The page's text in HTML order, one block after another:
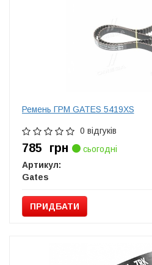
Ремень ГРМ GATES 5419XS
0 відгуків
785 грн
сьогодні
Артикул:
Gates
ПРИДБАТИ